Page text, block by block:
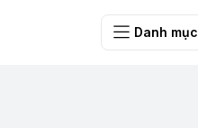
Danh mục